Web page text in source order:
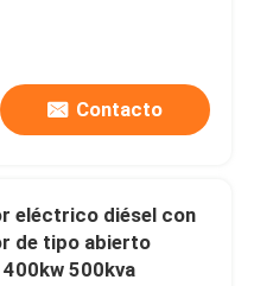
Contacto
eléctrico diésel con
de tipo abierto
400kw 500kva